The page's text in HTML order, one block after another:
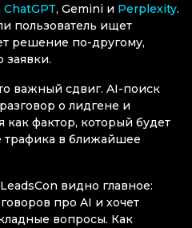
ChatGPT, Gemini и Perplexity.
пользователь ищет
решение по-другому,
заявки.
важный сдвиг. AI-поиск
о лидгене и
как фактор, который будет
трафика в ближайшее
видно главное:
про AI и хочет
вопросы. Как